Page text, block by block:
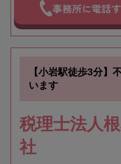
事務所に電話
【小岩駅徒歩3分】
います
税理士法人
社